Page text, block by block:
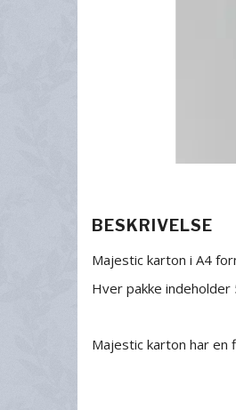
BESKRIVELSE
Majestic karton i A4
Hver pakke indeholder
Majestic karton har